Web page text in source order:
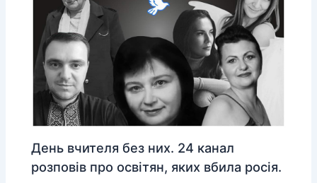
День вчителя без них. 24 канал
розповів про освітян, яких вбила росія.